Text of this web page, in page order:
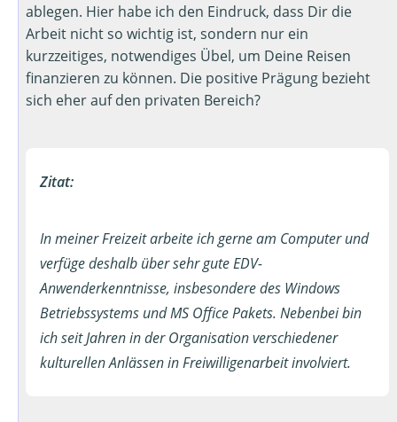
ablegen. Hier habe ich den Eindruck, dass Dir die
Arbeit nicht so wichtig ist, sondern nur ein
kurzzeitiges, notwendiges Übel, um Deine Reisen
finanzieren zu können. Die positive Prägung bezieht
sich eher auf den privaten Bereich?
Zitat:
In meiner Freizeit arbeite ich gerne am Computer und
verfüge deshalb über sehr gute EDV-
Anwenderkenntnisse, insbesondere des Windows
Betriebssystems und MS Office Pakets. Nebenbei bin
ich seit Jahren in der Organisation verschiedener
kulturellen Anlässen in Freiwilligenarbeit involviert.